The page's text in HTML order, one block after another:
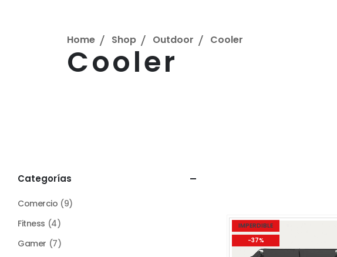
Home Shop Outdoor Cooler
Cooler
IMPERDIBLE
-37%
Categorías
Comercio (9)
Fitness (4)
Gamer (7)